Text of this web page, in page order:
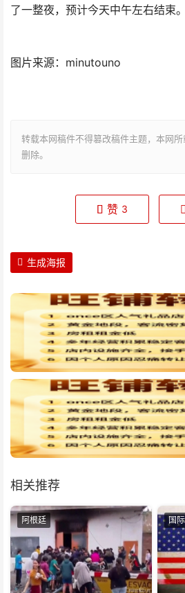
了一整夜，预计今天中午左右结束。
图片来源：minutouno
转载本网稿件不得篡改稿件主题，本网
删除。
赞 3
生成海报
相关推荐
阿根廷 国际